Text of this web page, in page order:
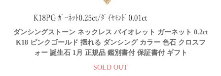
ダンシングストーン ネックレス バイオレット ガーネット 0.2ct
K18 ピンクゴールド 揺れる ダンシング カラー 色石 クロスフ
ォー 誕生石 1月 正規品 鑑別書付 保証書付 ギフト
SOLD OUT